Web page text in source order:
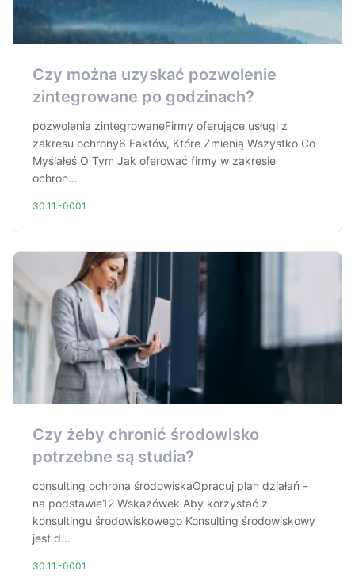
Czy można uzyskać pozwolenie
zintegrowane po godzinach?
pozwolenia zintegrowaneFirmy oferujące usługi z
zakresu ochrony6 Faktów, Które Zmienią Wszystko Co
Myślałeś O Tym Jak oferować firmy w zakresie
ochron...
30.11.-0001
Czy żeby chronić środowisko
potrzebne są studia?
consulting ochrona środowiskaOpracuj plan działań -
na podstawie12 Wskazówek Aby korzystać z
konsultingu środowiskowego Konsulting środowiskowy
jest d...
30.11.-0001